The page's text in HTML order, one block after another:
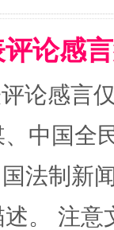
论感
论感言
中国全
法制新
。 注